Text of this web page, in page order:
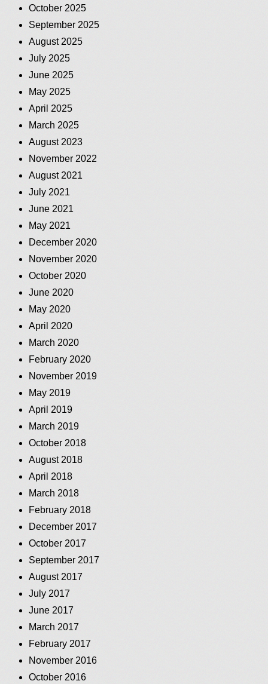
October 2025
September 2025
August 2025
July 2025
June 2025
May 2025
April 2025
March 2025
August 2023
November 2022
August 2021
July 2021
June 2021
May 2021
December 2020
November 2020
October 2020
June 2020
May 2020
April 2020
March 2020
February 2020
November 2019
May 2019
April 2019
March 2019
October 2018
August 2018
April 2018
March 2018
February 2018
December 2017
October 2017
September 2017
August 2017
July 2017
June 2017
March 2017
February 2017
November 2016
October 2016